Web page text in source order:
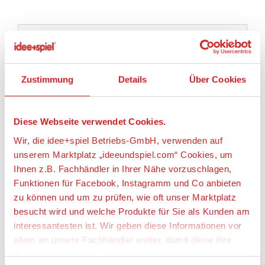
Zustimmung Details Über Cookies
Diese Webseite verwendet Cookies.
Wir, die idee+spiel Betriebs-GmbH, verwenden auf
unserem Marktplatz „ideeundspiel.com“ Cookies, um
Ihnen z.B. Fachhändler in Ihrer Nähe vorzuschlagen,
Funktionen für Facebook, Instagramm und Co anbieten
zu können und um zu prüfen, wie oft unser Marktplatz
besucht wird und welche Produkte für Sie als Kunden am
interessantesten ist. Wir geben diese Informationen vor
allem an unsere Fachhändler weiter, damit diese ihre
PLAYMOBIL® 70817 Starter Pack Polizei:
Gefahrentraining
Der perfekte Einstieg in die PLAYMOBIL Spielwelten!
Mit Hilfe des Greifarms des Polizei-Quads kann das
Gefahrgut durch den Sprengmeister entschärft und
gesichert werden. Der Polizist sperrt das
Gefahrengebiet ab. Starter Pack inkl. Quad und
Zubehör. Maße Quad: 7,5 x 12,5 x 5 cm (LxTxH)